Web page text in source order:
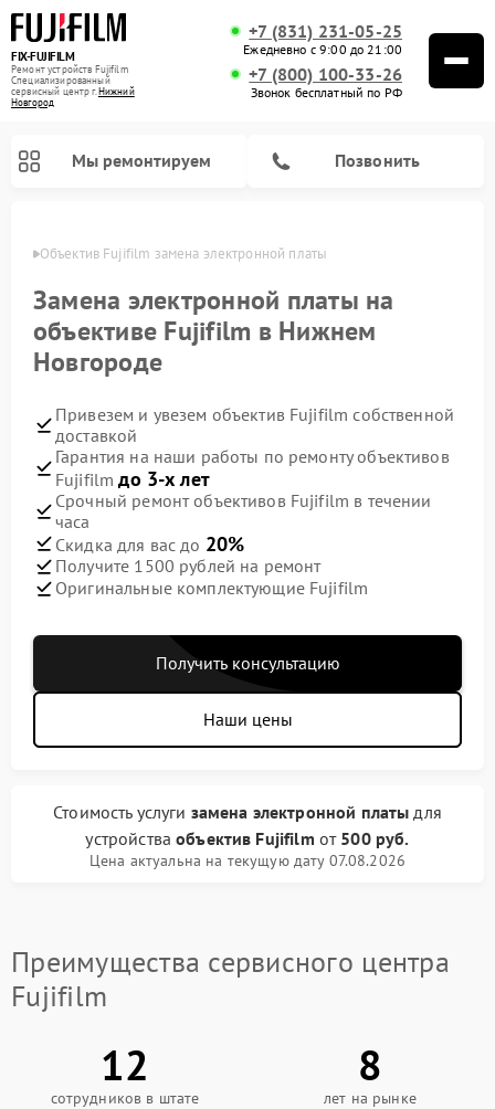
FIX-FUJIFILM
Ремонт устройств Fujifilm
Специализированный
cервисный центр г.Нижний
Новгород
+7 (831) 231-05-25
Ежедневно с 9:00 до 21:00
+7 (800) 100-33-26
Звонок бесплатный по РФ
Мы ремонтируем Позвонить
Объектив Fujifilm замена электронной платы
Замена электронной платы на
объективе Fujifilm в Нижнем
Новгороде
Привезем и увезем объектив Fujifilm собственной
доставкой
Гарантия на наши работы по ремонту объективов
Fujifilmдо 3-х лет
Срочный ремонт объективов Fujifilm в течении
часа
Скидка для вас до 20%
Получите 1500 рублей на ремонт
Оригинальные комплектующие Fujifilm
Получить консультацию
Наши цены
Стоимость услуги замена электронной платы для
устройстваобъектив Fujifilm от 500 руб.
Цена актуальна на текущую дату 07.08.2026
Преимущества сервисного центра
Fujifilm
12
сотрудников в штате
8
лет на рынке